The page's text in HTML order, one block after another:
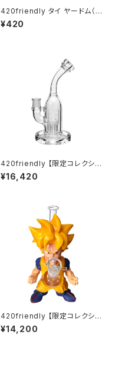
420friendly タイ ヤードム（嗅
ぎ薬）／Pim-Saen Balm Oil
¥420
420friendly 【限定コレクショ
ン】EG Glass Tree Perc Diff
user Dab Rig / ガラスボング
¥16,420
420friendly 【限定コレクショ
ン】Legendary Fighter Bon
g / レジェンダリーファイター ボ
¥14,200